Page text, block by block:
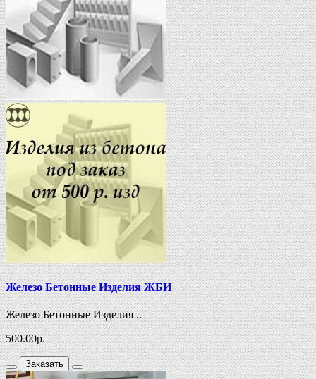
Железо Бетонные Изделия ЖБИ
Железо Бетонные Изделия ..
500.00р.
Заказать